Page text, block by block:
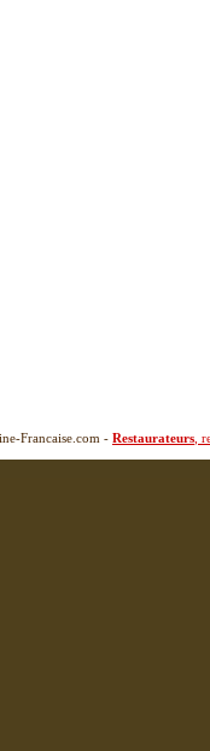
Francaise.com - Restaurateurs ,